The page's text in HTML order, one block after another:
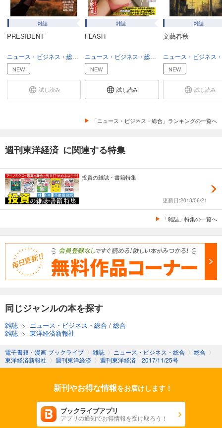
880円 (税込)
カート
試し読み
週刊東洋経済 2025/12/6号
880円 (税込)
あらすじを表示する
880 円 (税込)
あらすじを表示する
週刊東洋経済 2025/11/15号
試し読み
あらすじを表示する
週刊東洋経済 2025/11/8号
あらすじを表示する
週刊東洋経済 2025/11/1号
880円 (税込)
カート
あらすじを表示する
週刊東洋経済 2025/10/25号
雑誌
PRESIDENT
ビジネス
NEW
試し読み
雑誌
FLASH
総合
NEW
試し読み
雑誌
文藝春秋
NEW
試し読み
「ニュース・ビジネス・総合」ランキングの一覧へ
週刊東洋経済 に関連する特集
投資の雑誌・書籍特集
更新日:2013/06/21
「雑誌」特集の一覧へ
同じジャンルの本を探す
雑誌 > ニュース・ビジネス・総合 / 総合
雑誌 > 東洋経済新報社
電子書籍・漫画 ブックライブ 〉 雑誌 〉 ニュース・ビジネス・総合 〉 総合 〉
東洋経済新報社 〉 週刊東洋経済 〉 週刊東洋経済 2017/11/25号
新刊やお得な情報をお届けします！
ブックライブアプリ
アプリの通知でお得情報を受け取ろう！